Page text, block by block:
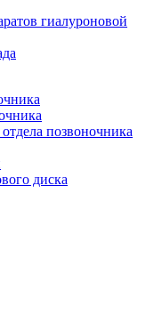
гиалуроновой
позвоночника
диска